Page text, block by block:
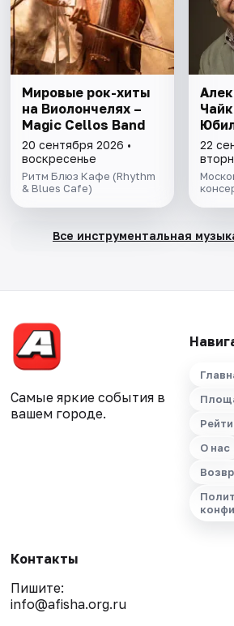
Мировые рок-хиты
на Виолончелях –
Magic Cellos Band
20 сентября 2026 •
воскресенье
Ритм Блюз Кафе (Rhythm
& Blues Cafe)
22
Все инструментальная
Самые яркие события в
вашем городе.
О нас
Контакты
Пишите:
info@afisha.org.ru